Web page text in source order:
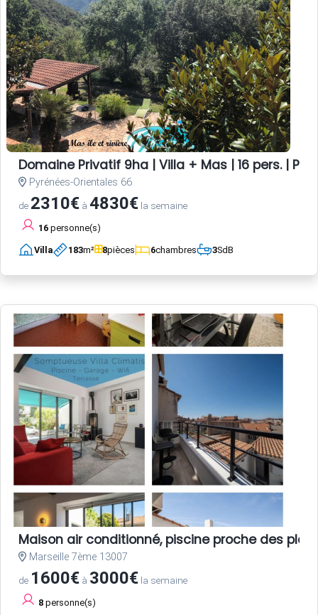
Domaine Privatif 9ha | Villa + Mas | 16 pers. |
Pyrénées-Orientales 66
de 2310€ à 4830€ la semaine
16 personne(s)
Villa 183m² 8pièces 6chambres 3SdB
Maison air conditionné, piscine proche des
Marseille 7ème 13007
de 1600€ à 3000€ la semaine
8 personne(s)